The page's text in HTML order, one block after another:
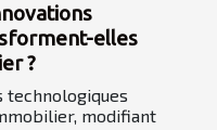
elles
?
technologiques
modifiant